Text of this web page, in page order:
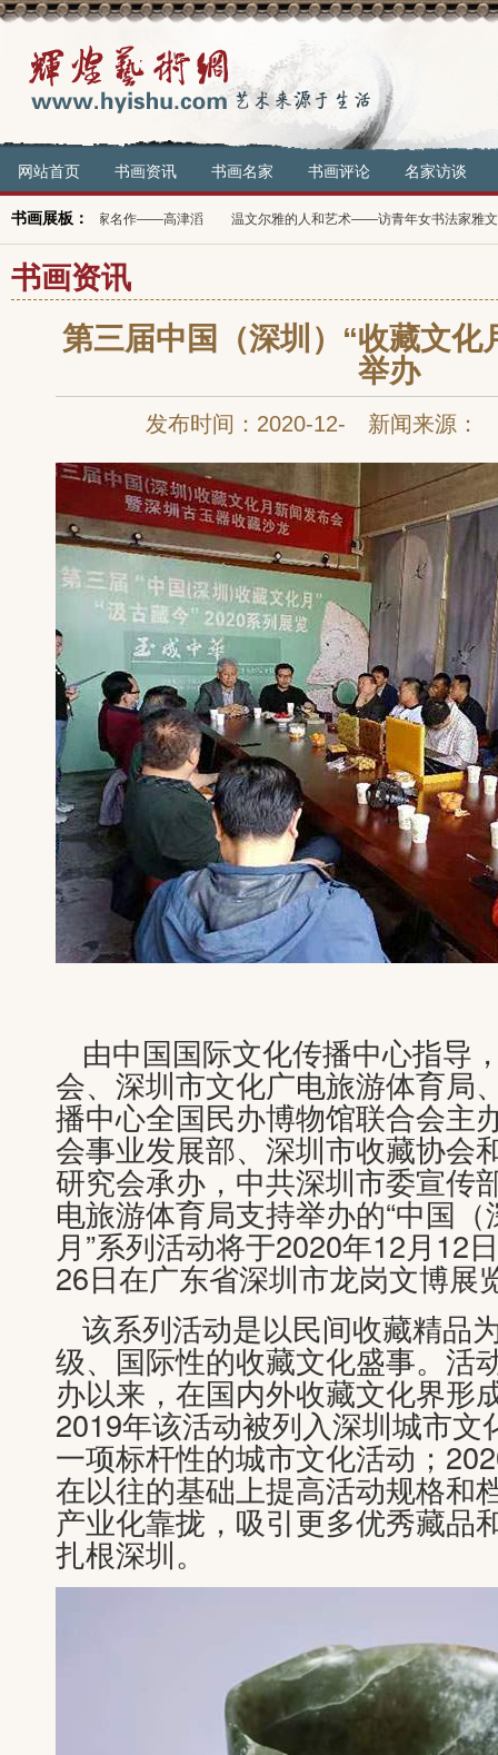
网站首页 书画资讯 书画名家 书画评论 名家访谈
书画展板：
传世名家名作——高津滔 温文尔雅的人和艺术——访青年女书法家雅文
书画资讯
第三届中国（深圳）“收藏文化
举办
发布时间：2020-12- 新闻来源：
由中国国际文化传播中心指导
会、深圳市文化广电旅游体育局
播中心全国民办博物馆联合会主
会事业发展部、深圳市收藏协会
研究会承办，中共深圳市委宣传
电旅游体育局支持举办的“中国
月”系列活动将于2020年12月
26日在广东省深圳市龙岗文博展
该系列活动是以民间收藏精品
级、国际性的收藏文化盛事。活
办以来，在国内外收藏文化界形
2019年该活动被列入深圳城市文
一项标杆性的城市文化活动；
在以往的基础上提高活动规格和
产业化靠拢，吸引更多优秀藏品
扎根深圳。